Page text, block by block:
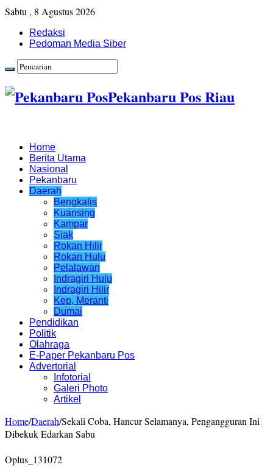
Sabtu , 8 Agustus 2026
Redaksi
Pedoman Media Siber
Pekanbaru Pos Riau
Home
Berita Utama
Nasional
Pekanbaru
Daerah
Bengkalis
Kuansing
Kampar
Siak
Rokan Hilir
Rokan Hulu
Pelalawan
Indragiri Hulu
Indragiri Hilir
Kep, Meranti
Dumai
Pendidikan
Politik
Olahraga
E-Paper Pekanbaru Pos
Advertorial
Infotorial
Galeri Photo
Artikel
Home/Daerah/Sekali Coba, Hancur Selamanya, Pengangguran Ini
Dibekuk Edarkan Sabu
Oplus_131072